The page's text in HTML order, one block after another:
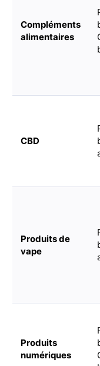
Compléments
alimentaires
CBD
Produits de
vape
Produits
numériques